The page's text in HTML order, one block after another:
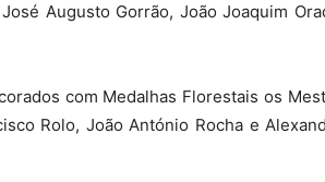
Augusto Gorrão, João Joaquim
com Medalhas Florestais os
Rolo, João António Rocha e